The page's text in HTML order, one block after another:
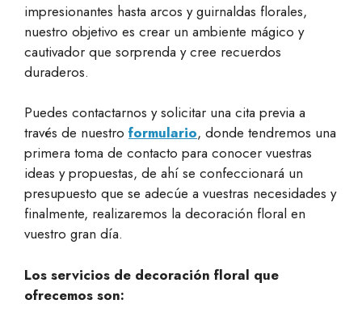
impresionantes hasta arcos y guirnaldas florales,
nuestro objetivo es crear un ambiente mágico y
cautivador que sorprenda y cree recuerdos
duraderos.
Puedes contactarnos ysolicitar una cita previa a
través de nuestro formulario, donde tendremos una
primera toma de contacto para conocer vuestras
ideas y propuestas, de ahí se confeccionará un
presupuesto que se adecúe a vuestras necesidades y
finalmente, realizaremos la decoración floral en
vuestro gran día.
Los servicios de decoración floral que
ofrecemos son: